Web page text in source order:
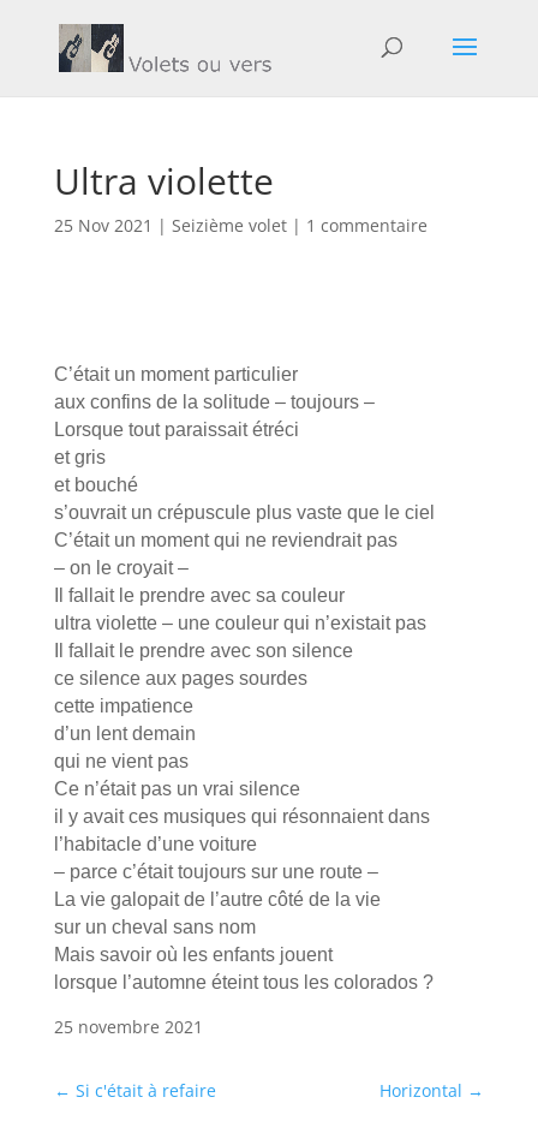
Ultra violette
25 Nov 2021 | Seizième volet| 1 commentaire
C’était un moment particulier
aux confins de la solitude – toujours –
Lorsque tout paraissait étréci
et gris
et bouché
s’ouvrait un crépuscule plus vaste que le ciel
C’était un moment qui ne reviendrait pas
– on le croyait –
Il fallait le prendre avec sa couleur
ultra violette – une couleur qui n’existait pas
Il fallait le prendre avec son silence
ce silence aux pages sourdes
cette impatience
d’un lent demain
qui ne vient pas
Ce n’était pas un vrai silence
il y avait ces musiques qui résonnaient dans
l’habitacle d’une voiture
– parce c’était toujours sur une route –
La vie galopait de l’autre côté de la vie
sur un cheval sans nom
Mais savoir où les enfants jouent
lorsque l’automne éteint tous les colorados ?
25 novembre 2021
← Si c'était à refaire Horizontal →